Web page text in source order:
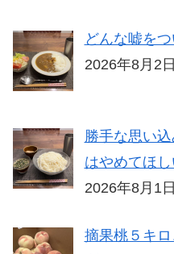
どんな嘘を
2026年8月2日
勝手な思い
はやめてほし
2026年8月1日
摘果桃５キ